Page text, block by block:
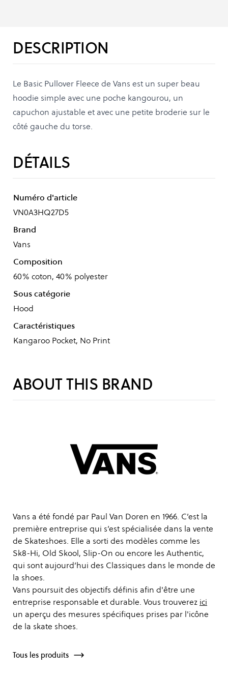
DESCRIPTION
Le Basic Pullover Fleece de Vans est un super beau
hoodie simple avec une poche kangourou, un
capuchon ajustable et avec une petite broderie sur le
côté gauche du torse.
DÉTAILS
Numéro d'article
VN0A3HQ27D5
Brand
Vans
Composition
60% coton, 40% polyester
Sous catégorie
Hood
Caractéristiques
Kangaroo Pocket, No Print
ABOUT THIS BRAND
Vans a été fondé par Paul Van Doren en 1966. C’est la
première entreprise qui s’est spécialisée dans la vente
de Skateshoes. Elle a sorti des modèles comme les
Sk8-Hi, Old Skool, Slip-On ou encore les Authentic,
qui sont aujourd’hui des Classiques dans le monde de
la shoes.
Vans poursuit des objectifs définis afin d'être une
entreprise responsable et durable. Vous trouverez ici
un aperçu des mesures spécifiques prises par l'icône
de la skate shoes.
Tous les produits